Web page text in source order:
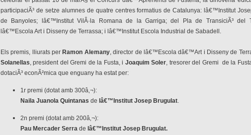
participaciÃ³ de setze alumnes de quatre centres formatius de Catalunya: lâ€™Institut
de Banyoles; lâ€™Institut VilÂ·la Romana de la Garriga; del Pla de TransiciÃ³ del
lâ€™Escola Art i Disseny de Terrassa; i lâ€™Institut Escola Industrial de Sabadell.
Els premis, lliurats per Ramon Alemany, director de lâ€™Escola dâ€™Art i Disseny de
Solanellas, president del Gremi de la Fusta, i Joaquim Soler, tresorer del Gremi de la
dotaciÃ³ econÃ²mica que enguany ha estat per:
1r premi (dotat amb 300â‚¬):
Naila Juanola Quintanas de lâ€™Institut Josep Brugulat.
2n premi (dotat amb 200â‚¬):
Pau Mercader Serra de lâ€™Institut Josep Brugulat.